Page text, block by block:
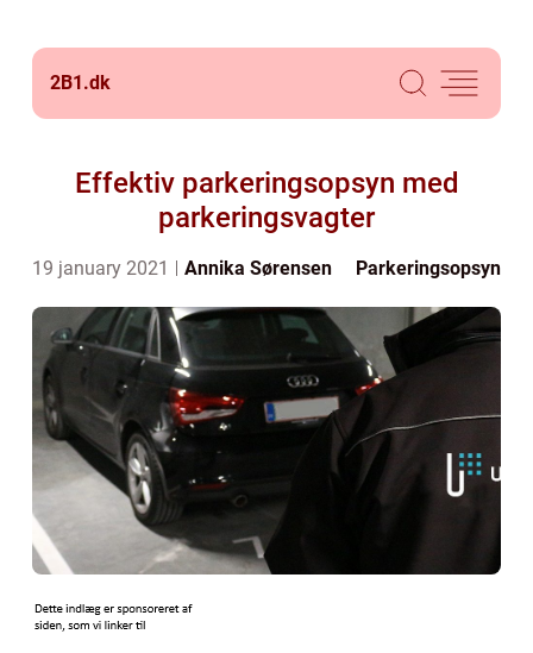
2B1.dk
Effektiv parkeringsopsyn med
parkeringsvagter
19 january 2021 Annika Sørensen Parkeringsopsyn